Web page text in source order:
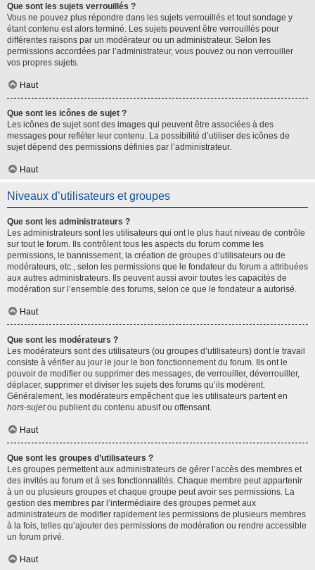
Que sont les sujets verrouillés ?
Vous ne pouvez plus répondre dans les sujets verrouillés et tout sondage y
étant contenu est alors terminé. Les sujets peuvent être verrouillés pour
différentes raisons par un modérateur ou un administrateur. Selon les
permissions accordées par l’administrateur, vous pouvez ou non verrouiller
vos propres sujets.
Haut
Que sont les icônes de sujet ?
Les icônes de sujet sont des images qui peuvent être associées à des
messages pour refléter leur contenu. La possibilité d’utiliser des icônes de
sujet dépend des permissions définies par l’administrateur.
Haut
Niveaux d’utilisateurs et groupes
Que sont les administrateurs ?
Les administrateurs sont les utilisateurs qui ont le plus haut niveau de contrôle
sur tout le forum. Ils contrôlent tous les aspects du forum comme les
permissions, le bannissement, la création de groupes d’utilisateurs ou de
modérateurs, etc., selon les permissions que le fondateur du forum a attribuées
aux autres administrateurs. Ils peuvent aussi avoir toutes les capacités de
modération sur l’ensemble des forums, selon ce que le fondateur a autorisé.
Haut
Que sont les modérateurs ?
Les modérateurs sont des utilisateurs (ou groupes d’utilisateurs) dont le travail
consiste à vérifier au jour le jour le bon fonctionnement du forum. Ils ont le
pouvoir de modifier ou supprimer des messages, de verrouiller, déverrouiller,
déplacer, supprimer et diviser les sujets des forums qu’ils modèrent.
Généralement, les modérateurs empêchent que les utilisateurs partent en
hors-sujetou publient du contenu abusif ou offensant.
Haut
Que sont les groupes d’utilisateurs ?
Les groupes permettent aux administrateurs de gérer l’accès des membres et
des invités au forum et à ses fonctionnalités. Chaque membre peut appartenir
à un ou plusieurs groupes et chaque groupe peut avoir ses permissions. La
gestion des membres par l’intermédiaire des groupes permet aux
administrateurs de modifier rapidement les permissions de plusieurs membres
à la fois, telles qu’ajouter des permissions de modération ou rendre accessible
un forum privé.
Haut